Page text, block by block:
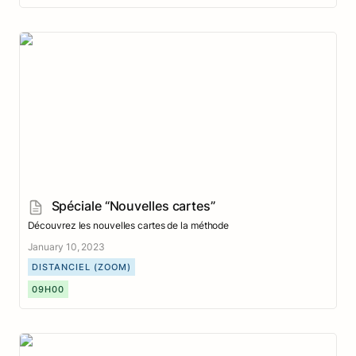
Spéciale “Nouvelles cartes”
Spéciale “Nouvelles cartes”
Découvrez les nouvelles cartes de la méthode
January 10, 2023
DISTANCIEL (ZOOM)
09H00
#2 Webinar